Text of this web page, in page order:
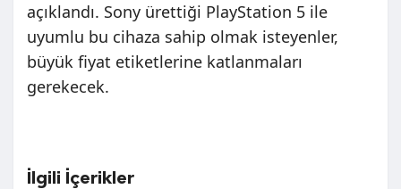
açıklandı. Sony ürettiği PlayStation 5 ile
uyumlu bu cihaza sahip olmak isteyenler,
büyük fiyat etiketlerine katlanmaları
gerekecek.
İlgili İçerikler